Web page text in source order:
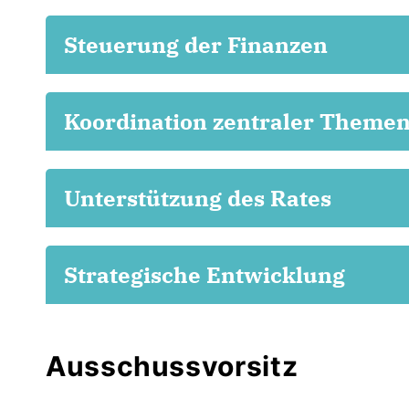
Steuerung der Finanzen
Koordination zentraler
Unterstützung des Rates
Strategische Entwicklung
Ausschussvorsitz